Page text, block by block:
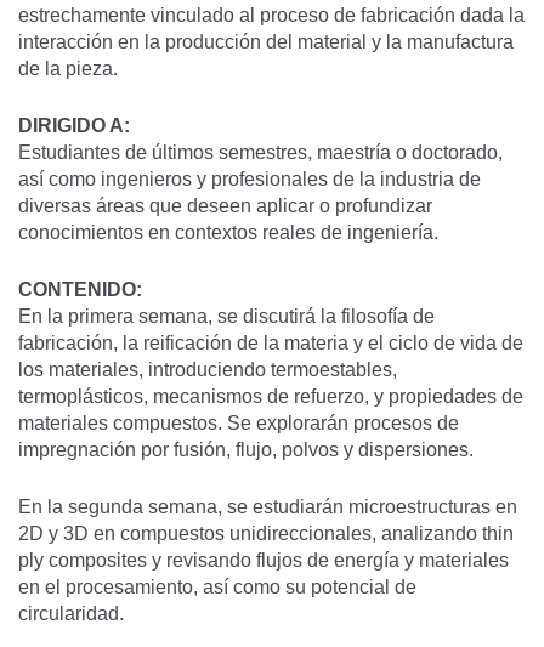
estrechamente vinculado al proceso de fabricación dada la
interacción en la producción del material y la manufactura
de la pieza.
DIRIGIDO A:
Estudiantes de últimos semestres, maestría o doctorado,
así como ingenieros y profesionales de la industria de
diversas áreas que deseen aplicar o profundizar
conocimientos en contextos reales de ingeniería.
CONTENIDO:
En la primera semana, se discutirá la filosofía de
fabricación, la reificación de la materia y el ciclo de vida de
los materiales, introduciendo termoestables,
termoplásticos, mecanismos de refuerzo, y propiedades de
materiales compuestos. Se explorarán procesos de
impregnación por fusión, flujo, polvos y dispersiones.
En la segunda semana, se estudiarán microestructuras en
2D y 3D en compuestos unidireccionales, analizando thin
ply composites y revisando flujos de energía y materiales
en el procesamiento, así como su potencial de
circularidad.